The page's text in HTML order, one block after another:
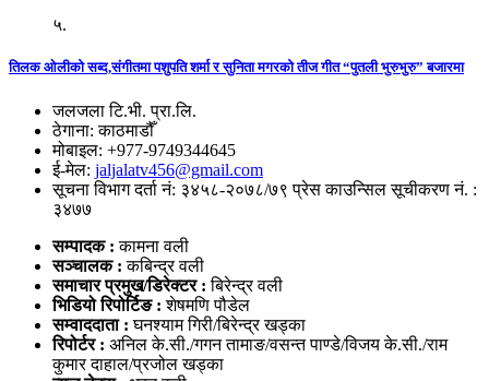
५.
तिलक ओलीको सब्द,संगीतमा पशुपति शर्मा र सुनिता मगरको तीज गीत “पुतली भुरुभुरु” बजारमा
जलजला टि.भी. प्रा.लि.
ठेगाना: काठमाडौँ
मोबाइल: +977-9749344645
ई-मेल: jaljalatv456@gmail.com
सूचना विभाग दर्ता नं: ३४५८-२०७८/७९ प्रेस काउन्सिल सूचीकरण नं. :
३४७७
सम्पादक :कामना वली
सञ्‍चालक : कबिन्द्र वली
समाचार प्रमुख/डिरेक्टर :बिरेन्द्र वली
भिडियो रिपोर्टिङ : शेषमणि पौडेल
सम्वाददाता :घनश्याम गिरी/बिरेन्द्र खड्का
रिपोर्टर : अनिल के.सी./गगन तामाङ/वसन्त पाण्डे/विजय के.सी./राम
कुमार दाहाल/प्रजोल खड्का